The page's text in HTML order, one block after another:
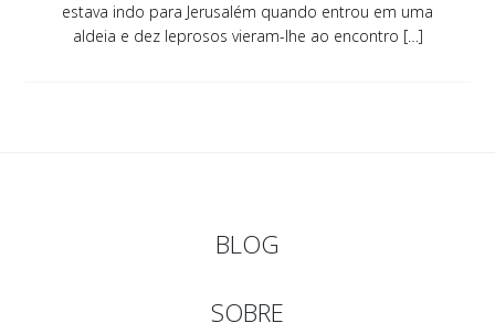
estava indo para Jerusalém quando entrou em uma
aldeia e dez leprosos vieram-lhe ao encontro […]
BLOG
SOBRE